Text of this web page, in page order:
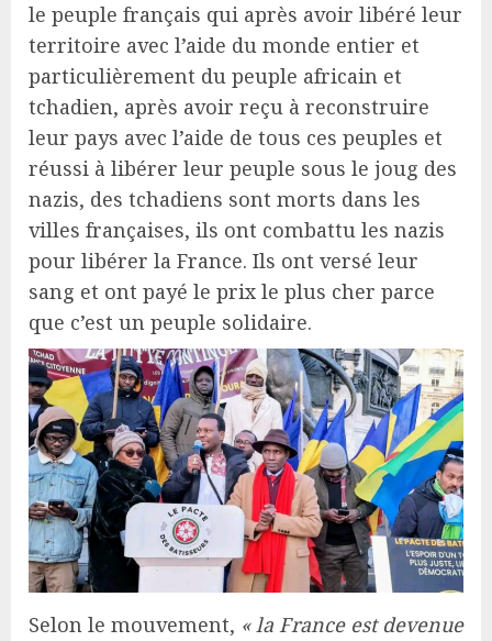
le peuple français qui après avoir libéré leur
territoire avec l’aide du monde entier et
particulièrement du peuple africain et
tchadien, après avoir reçu à reconstruire
leur pays avec l’aide de tous ces peuples et
réussi à libérer leur peuple sous le joug des
nazis, des tchadiens sont morts dans les
villes françaises, ils ont combattu les nazis
pour libérer la France. Ils ont versé leur
sang et ont payé le prix le plus cher parce
que c’est un peuple solidaire.
Selon le mouvement, « la France est devenue